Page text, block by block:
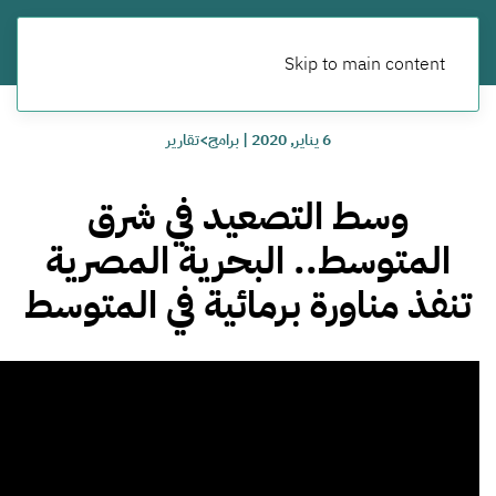
Skip to main content
6 يناير, 2020 |برامج>تقارير
وسط التصعيد في شرق
المتوسط.. البحرية المصرية
تنفذ مناورة برمائية في المتوسط